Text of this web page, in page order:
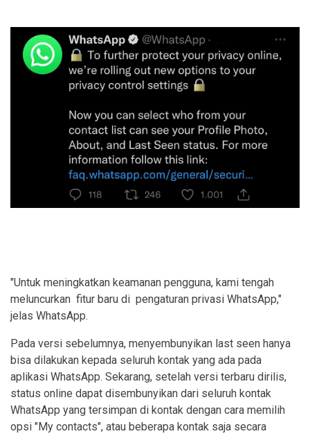
"Untuk meningkatkan keamanan pengguna, kami tengah
meluncurkan fitur baru di pengaturan privasi WhatsApp,"
jelas WhatsApp.
Pada versi sebelumnya, menyembunyikan last seen hanya
bisa dilakukan kepada seluruh kontak yang ada pada
aplikasi WhatsApp. Sekarang, setelah versi terbaru dirilis,
status online dapat disembunyikan dari seluruh kontak
WhatsApp yang tersimpan di kontak dengan cara memilih
opsi "My contacts", atau beberapa kontak saja secara